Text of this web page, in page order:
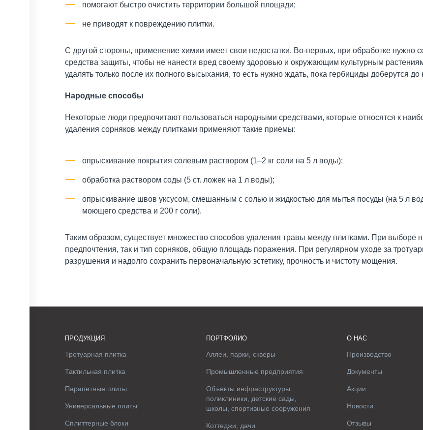
помогают быстро очистить территории большой площади;
не приводят к повреждению плитки.
С другой стороны, применение химии имеет свои недостатки. Во-первых, при обработке нужно
средства защиты, чтобы не нанести вред своему здоровью и окружающим культурным
удалять только после их полного высыхания, то есть нужно ждать, пока гербициды доберутся до
Народные способы
Некоторые люди предпочитают пользоваться народными средствами, которые относятся к
удаления сорняков между плитками применяют такие приемы:
опрыскивание покрытия солевым раствором (1–2 кг соли на 5 л воды);
обработка раствором соды (5 ст. ложек на 1 л воды);
опрыскивание швов уксусом, смешанным с солью и жидкостью для мытья посуды (на 5 л
моющего средства и 200 г соли).
Таким образом, существует множество способов удаления травы между плитками. При выборе
предпочтения, так и тип сорняков, общую площадь поражения. При регулярном уходе за
разрушения и надолго сохранить первоначальную эстетику, прочность и чистоту мощения.
ПРОДУКЦИЯ
Тротуарная плитка
Тактильная плитка
Парапетные плиты
Универсальные плиты
Сплиттерные блоки
ПОРТФОЛИО
Аллеи, парки, скверы
Промышленные предприятия
Объекты инфраструктуры:
поликлиники, детские сады,
школы, спортивные сооружения
Коттеджи, дачи
О НАС
Производство
Документы
Акции
Новости
Отзывы